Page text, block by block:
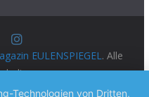
EULENSPIEGEL. Alle
Präsentiert von
Technologien von Dritten,